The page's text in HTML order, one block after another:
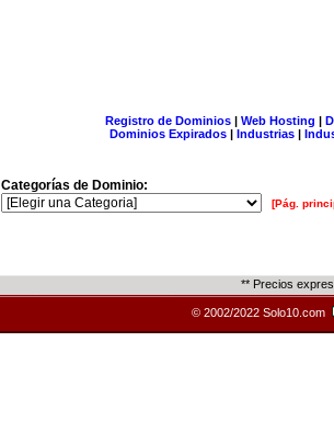
Registro de Dominios| Web Hosting |
Dominios Expirados | Industrias |
Categorías de Dominio:
[Pág.
** Precios
© 2002/2022 Solo10.com